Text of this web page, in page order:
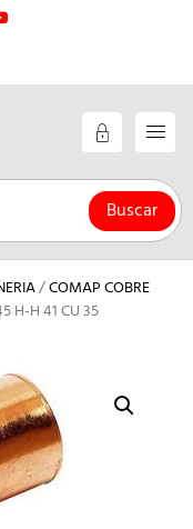
Buscar
/COMAP COBRE
H-H 41 CU 35